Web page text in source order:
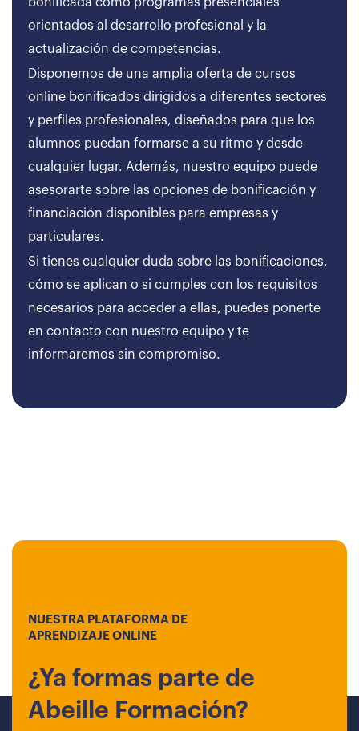
orientados al desarrollo profesional y la
actualización de competencias.
Disponemos de una amplia oferta de cursos
online bonificados dirigidos a diferentes sectores
y perfiles profesionales, diseñados para que los
alumnos puedan formarse a su ritmo y desde
cualquier lugar. Además, nuestro equipo puede
asesorarte sobre las opciones de bonificación y
financiación disponibles para empresas y
particulares.
Si tienes cualquier duda sobre las bonificaciones,
cómo se aplican o si cumples con los requisitos
necesarios para acceder a ellas, puedes ponerte
en contacto con nuestro equipo y te
informaremos sin compromiso.
NUESTRA PLATAFORMA DE
APRENDIZAJE ONLINE
¿Ya formas parte de
Abeille Formación?